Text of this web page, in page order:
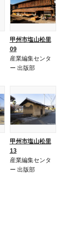
甲州市塩山松里
09
産業編集センタ
ー 出版部
甲州市塩山松里
13
産業編集センタ
ー 出版部